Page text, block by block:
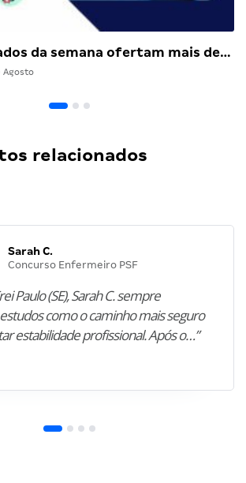
da semana ofertam mais de…
Agosto
relacionados
Sarah C.
Concurso Enfermeiro PSF
Paulo (SE), Sarah C. sempre
como o caminho mais seguro
estabilidade profissional. Após o…”